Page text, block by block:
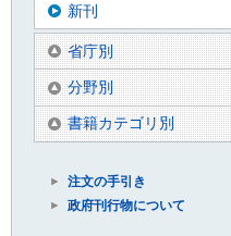
新刊
省庁別
分野別
書籍カテゴリ別
注文の手引き
政府刊行物について